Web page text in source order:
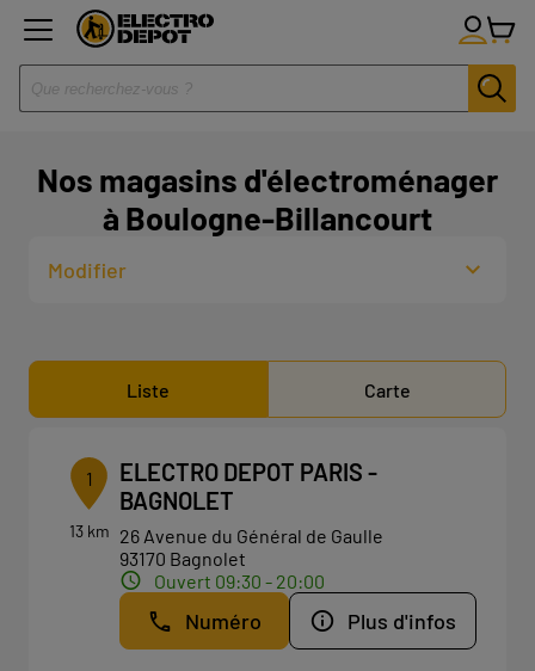
Nos magasins d'électroménager
à Boulogne-Billancourt
Modifier
Liste Carte
1
13 km
ELECTRO DEPOT PARIS -
BAGNOLET
26 Avenue du Général de Gaulle
93170 Bagnolet
Ouvert 09:30 - 20:00
Numéro Plus d'infos